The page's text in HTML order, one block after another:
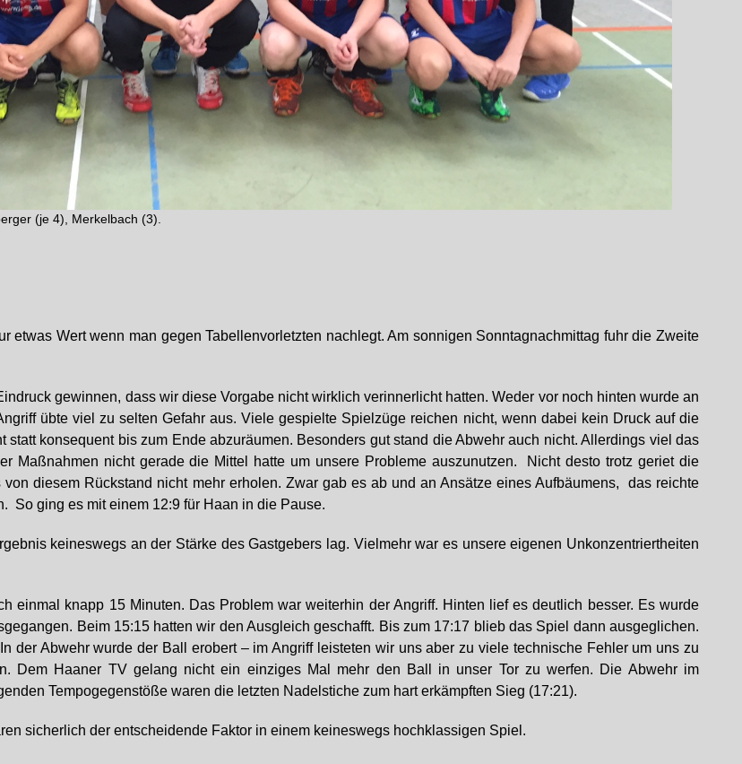
(je 4), Merkelbach (3).
Wert wenn man gegen Tabellenvorletzten nachlegt. Am sonnigen Sonntagnachmittag fuhr die Zweite
gewinnen, dass wir diese Vorgabe nicht wirklich verinnerlicht hatten. Weder vor noch hinten wurde an
übte viel zu selten Gefahr aus. Viele gespielte Spielzüge reichen nicht, wenn dabei kein Druck auf die
konsequent bis zum Ende abzuräumen. Besonders gut stand die Abwehr auch nicht. Allerdings viel das
Maßnahmen nicht gerade die Mittel hatte um unsere Probleme auszunutzen. Nicht desto trotz geriet die
diesem Rückstand nicht mehr erholen. Zwar gab es ab und an Ansätze eines Aufbäumens, das reichte
So ging es mit einem 12:9 für Haan in die Pause.
keineswegs an der Stärke des Gastgebers lag. Vielmehr war es unsere eigenen Unkonzentriertheiten
einmal knapp 15 Minuten. Das Problem war weiterhin der Angriff. Hinten lief es deutlich besser. Es wurde
Beim 15:15 hatten wir den Ausgleich geschafft. Bis zum 17:17 blieb das Spiel dann ausgeglichen.
der Abwehr wurde der Ball erobert – im Angriff leisteten wir uns aber zu viele technische Fehler um uns zu
Dem Haaner TV gelang nicht ein einziges Mal mehr den Ball in unser Tor zu werfen. Die Abwehr im
Tempogegenstöße waren die letzten Nadelstiche zum hart erkämpften Sieg (17:21).
sicherlich der entscheidende Faktor in einem keineswegs hochklassigen Spiel.